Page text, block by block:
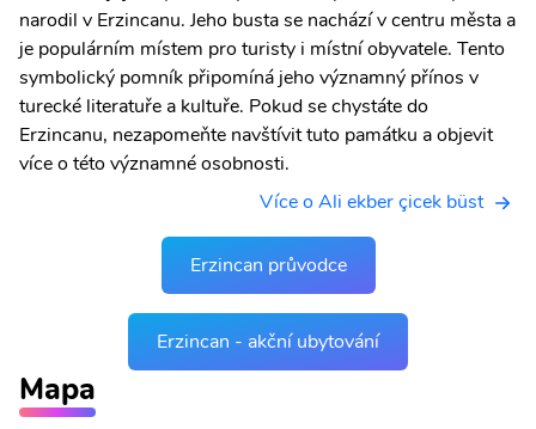
narodil v Erzincanu. Jeho busta se nachází v centru města a
je populárním místem pro turisty i místní obyvatele. Tento
symbolický pomník připomíná jeho významný přínos v
turecké literatuře a kultuře. Pokud se chystáte do
Erzincanu, nezapomeňte navštívit tuto památku a objevit
více o této významné osobnosti.
Více o Ali ekber çicek büst
Erzincan průvodce
Erzincan - akční ubytování
Mapa